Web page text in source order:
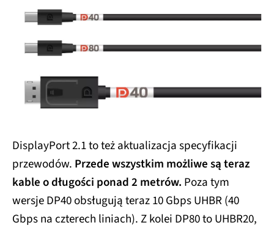
DisplayPort 2.1 to też aktualizacja specyfikacji
przewodów. Przede wszystkim możliwe są teraz
kable o długości ponad 2 metrów. Poza tym
wersje DP40 obsługują teraz 10 Gbps UHBR (40
Gbps na czterech liniach). Z kolei DP80 to UHBR20,